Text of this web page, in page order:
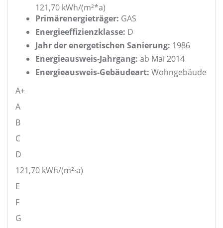
121,70 kWh/(m²*a)
Primärenergieträger: GAS
Energieeffizienzklasse: D
Jahr der energetischen Sanierung: 1986
Energieausweis-Jahrgang: ab Mai 2014
Energieausweis-Gebäudeart: Wohngebäude
A+
A
B
C
D
121,70 kWh/(m²·a)
E
F
G